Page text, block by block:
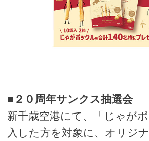
■２０周年サンクス抽選会
新千歳空港にて、「じゃが
入した方を対象に、オリジ